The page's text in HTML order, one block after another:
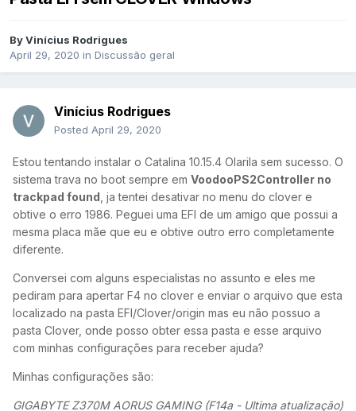
ByVinícius Rodrigues
April 29, 2020 in Discussão geral
Vinícius Rodrigues
Posted April 29, 2020
Estou tentando instalar o Catalina 10.15.4 Olarila sem sucesso. O
sistema trava no boot sempre em VoodooPS2Controller no
trackpad found , ja tentei desativar no menu do clover e
obtive o erro 1986. Peguei uma EFI de um amigo que possui a
mesma placa mãe que eu e obtive outro erro completamente
diferente.
Conversei com alguns especialistas no assunto e eles me
pediram para apertar F4 no clover e enviar o arquivo que esta
localizado na pasta EFI/Clover/origin mas eu não possuo a
pasta Clover, onde posso obter essa pasta e esse arquivo
com minhas configurações para receber ajuda?
Minhas configurações são:
GIGABYTE Z370M AORUS GAMING (F14a - Ultima atualização)